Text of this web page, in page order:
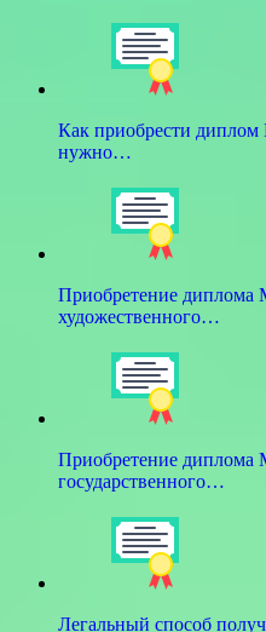
Как приобрести
нужно…
Приобретение диплома
художественного…
Приобретение диплома
государственного…
Легальный способ